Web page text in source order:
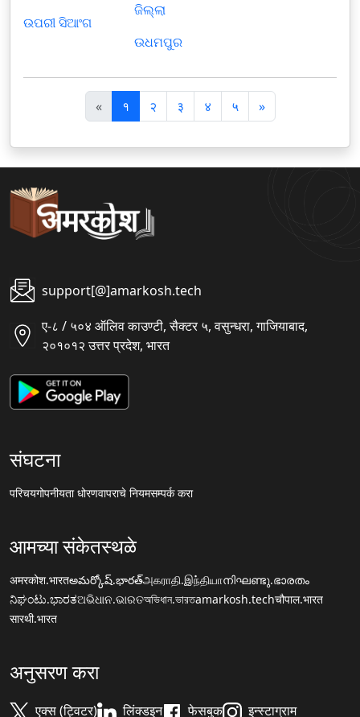
ଉପରୀ ସିଆଂଗ
ଜିଲ୍ଲା
ଉଧମପୁର
«पि
छ
ला
१ २ ३ ४ ५ »अ
ग
ला
support[@]amarkosh.tech
ए-८ / ५०४ ऑलिव काउण्टी, सैक्टर ५, वसुन्धरा, गाजियाबाद,
२०१०१२ उत्तर प्रदेश, भारत
संघटना
परिचयगोपनीयता धोरणवापराचे नियमसम्पर्क करा
आमच्या संकेतस्थळे
अमरकोश.भारतఅమర్కోష్.భారత్அகராதி.இந்தியாനിഘണ്ടു.ഭാരതം
ನಿಘಂಟು.ಭಾರತଅଭିଧାନ.ଭାରତঅভিধান.ভারতamarkosh.techचौपाल.भारत
सारथी.भारत
अनुसरण करा
एक्स (ट्विटर) लिंक्डइन फेसबुक इन्स्टाग्राम